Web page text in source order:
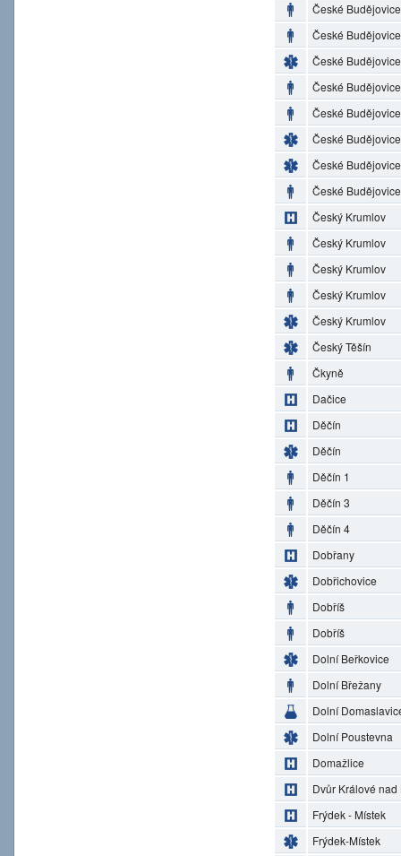
České Budějovice
České Budějovice
České Budějovice
České Budějovice
České Budějovice
České Budějovice
České Budějovice
České Budějovice
Český Krumlov
Český Krumlov
Český Krumlov
Český Krumlov
Český Krumlov
Český Těšín
Čkyně
Dačice
Děčín
Děčín
Děčín 1
Děčín 3
Děčín 4
Dobřany
Dobřichovice
Dobříš
Dobříš
Dolní Beřkovice
Dolní Břežany
Dolní
Dolní Poustevna
Domažlice
Dvůr Králové nad
Frýdek - Místek
Frýdek-Místek